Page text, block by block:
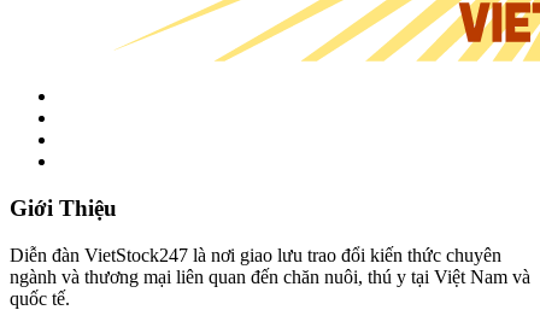
Giới Thiệu
Diễn đàn VietStock247 là nơi giao lưu trao đổi kiến thức chuyên
ngành và thương mại liên quan đến chăn nuôi, thú y tại Việt Nam và
quốc tế.